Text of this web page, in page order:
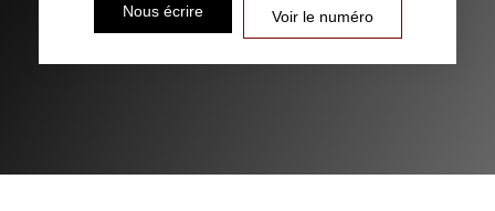
Nous écrire Voir le numéro